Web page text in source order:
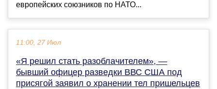
европейских союзников по НАТО...
11:00, 27 Июл
«Я решил стать разоблачителем», —
бывший офицер разведки ВВС США под
присягой заявил о хранении тел пришельцев